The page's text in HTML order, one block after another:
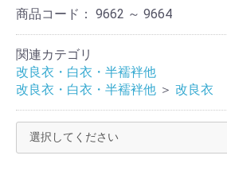
商品コード： 9662 ～ 9664
関連カテゴリ
改良衣・白衣・半襦袢他
改良衣・白衣・半襦袢他 ＞ 改良衣